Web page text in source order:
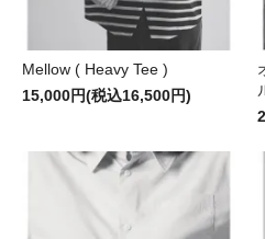
Mellow ( Heavy Tee )
15,000円(税込16,500円)